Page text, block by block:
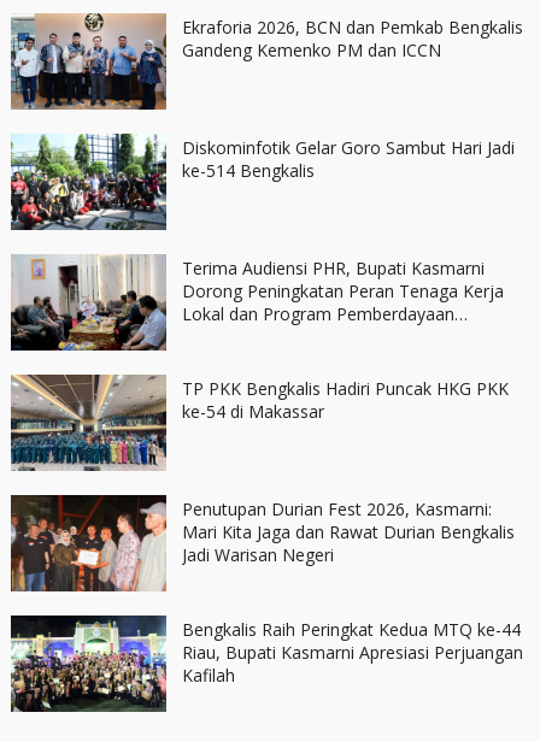
Ekraforia 2026, BCN dan Pemkab Bengkalis
Gandeng Kemenko PM dan ICCN
Diskominfotik Gelar Goro Sambut Hari Jadi
ke-514 Bengkalis
Terima Audiensi PHR, Bupati Kasmarni
Dorong Peningkatan Peran Tenaga Kerja
Lokal dan Program Pemberdayaan
TP PKK Bengkalis Hadiri Puncak HKG PKK
ke-54 di Makassar
Penutupan Durian Fest 2026, Kasmarni:
Mari Kita Jaga dan Rawat Durian Bengkalis
Jadi Warisan Negeri
Bengkalis Raih Peringkat Kedua MTQ ke-44
Riau, Bupati Kasmarni Apresiasi Perjuangan
Kafilah